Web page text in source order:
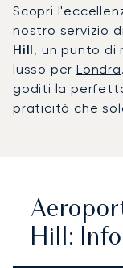
Scopri
nostro servizio di
Hill, un punto di
lusso perLondra
goditi la
praticità che
Hill: